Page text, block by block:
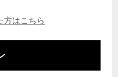
方はこちら